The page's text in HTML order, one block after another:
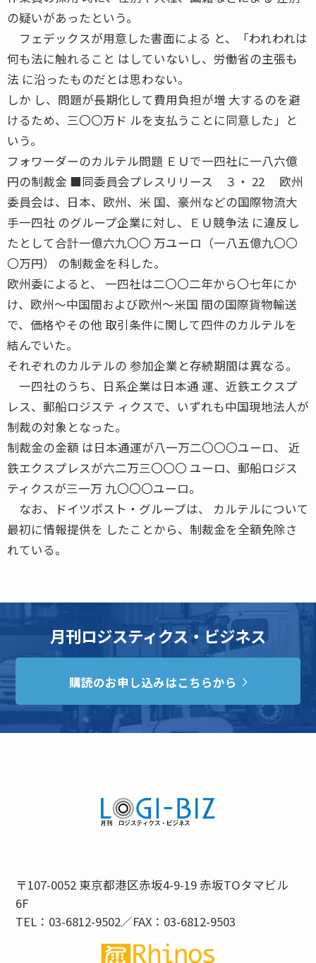
の疑いがあったという。
フェデックスが用意した書面による と、「われわれは
何も法に触れること はしていないし、労働省の主張も
法 に沿ったものだとは思わない。
しか し、問題が長期化して費用負担が増 大するのを避
けるため、三〇〇万ド ルを支払うことに同意した」と
いう。
フォワーダーのカルテル問題 ＥＵで一四社に一八六億
円の制裁金 ■同委員会プレスリリース ３・ 22 欧州
委員会は、日本、欧州、米 国、豪州などの国際物流大
手一四社 のグループ企業に対し、ＥＵ競争法 に違反し
たとして合計一億六九〇〇 万ユーロ（一八五億九〇〇
〇万円） の制裁金を科した。
欧州委によると、 一四社は二〇〇二年から〇七年にか
け、欧州〜中国間および欧州〜米国 間の国際貨物輸送
で、価格やその他 取引条件に関して四件のカルテルを
結んでいた。
それぞれのカルテルの 参加企業と存続期間は異なる。
一四社のうち、日系企業は日本通 運、近鉄エクスプ
レス、郵船ロジステ ィクスで、いずれも中国現地法人が
制裁の対象となった。
制裁金の金額 は日本通運が八一万二〇〇〇ユーロ、 近
鉄エクスプレスが六二万三〇〇〇 ユーロ、郵船ロジス
ティクスが三一万 九〇〇〇ユーロ。
なお、ドイツポスト・グループは、 カルテルについて
最初に情報提供を したことから、制裁金を全額免除さ
れている。
月刊ロジスティクス・ビジネス
購読のお申し込みはこちらから
〒107-0052 東京都港区赤坂4-9-19 赤坂TOタマビル
6F
TEL：03-6812-9502／FAX：03-6812-9503